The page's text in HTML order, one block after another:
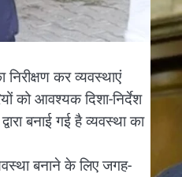
कर व्यवस्थाएं
को आवश्यक दिशा-निर्देश
बनाई गई है व्यवस्था का
बनाने के लिए जगह-